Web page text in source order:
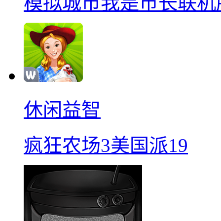
休闲益智
疯狂农场3美国派19